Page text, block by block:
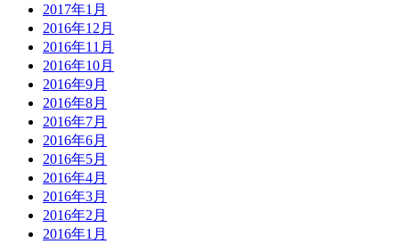
2017年1月
2016年12月
2016年11月
2016年10月
2016年9月
2016年8月
2016年7月
2016年6月
2016年5月
2016年4月
2016年3月
2016年2月
2016年1月